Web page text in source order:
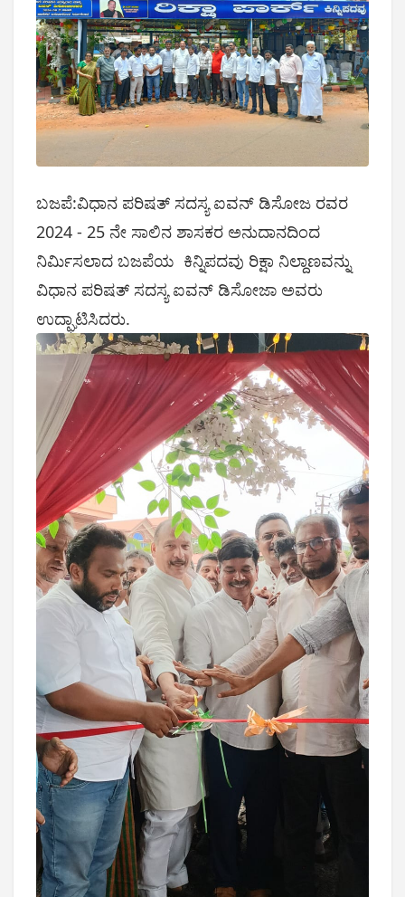
ಬಜಪೆ:ವಿಧಾನ ಪರಿಷತ್ ಸದಸ್ಯ ಐವನ್ ಡಿಸೋಜ ರವರ
2024 - 25 ನೇ ಸಾಲಿನ ಶಾಸಕರ ಅನುದಾನದಿಂದ
ನಿರ್ಮಿಸಲಾದ ಬಜಪೆಯ ಕಿನ್ನಿಪದವು ರಿಕ್ಷಾ ನಿಲ್ದಾಣವನ್ನು
ವಿಧಾನ ಪರಿಷತ್ ಸದಸ್ಯ ಐವನ್ ಡಿಸೋಜಾ ಅವರು
ಉದ್ಘಾಟಿಸಿದರು.